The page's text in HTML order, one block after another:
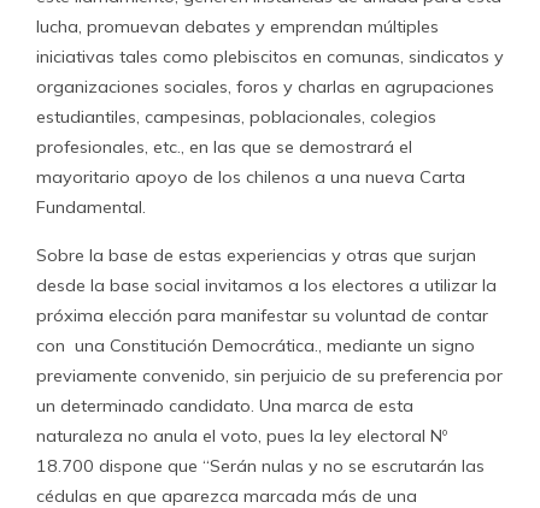
lucha, promuevan debates y emprendan múltiples
iniciativas tales como plebiscitos en comunas, sindicatos y
organizaciones sociales, foros y charlas en agrupaciones
estudiantiles, campesinas, poblacionales, colegios
profesionales, etc., en las que se demostrará el
mayoritario apoyo de los chilenos a una nueva Carta
Fundamental.
Sobre la base de estas experiencias y otras que surjan
desde la base social invitamos a los electores a utilizar la
próxima elección para manifestar su voluntad de contar
con una Constitución Democrática., mediante un signo
previamente convenido, sin perjuicio de su preferencia por
un determinado candidato. Una marca de esta
naturaleza no anula el voto, pues la ley electoral Nº
18.700 dispone que “Serán nulas y no se escrutarán las
cédulas en que aparezca marcada más de una